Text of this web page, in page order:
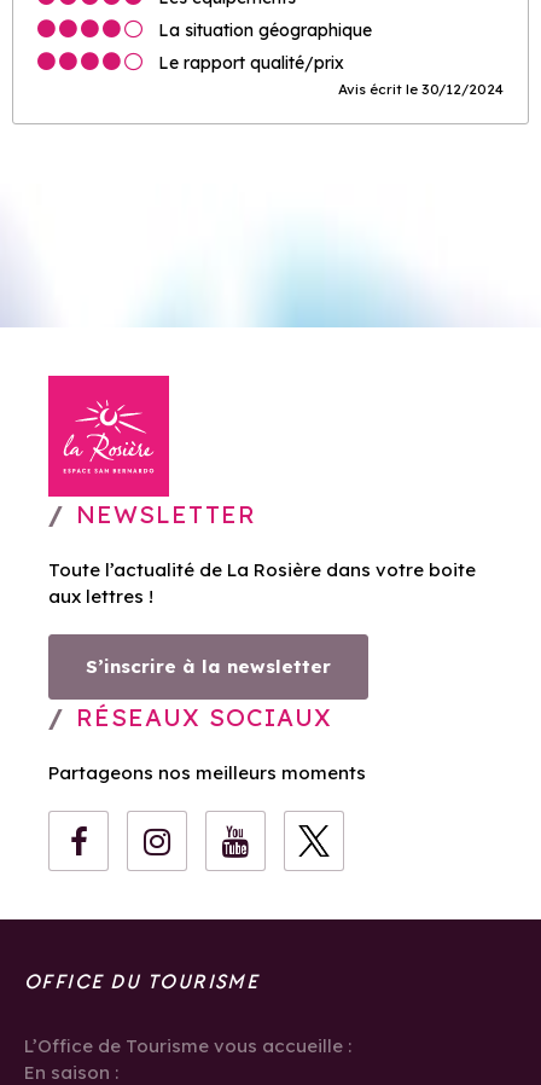
La situation géographique
Le rapport qualité/prix
Avis écrit le 30/12/2024
NEWSLETTER
Toute l’actualité de La Rosière dans votre boite
aux lettres !
S’inscrire à la newsletter
RÉSEAUX SOCIAUX
Partageons nos meilleurs moments
OFFICE DU TOURISME
L’Office de Tourisme vous accueille :
En saison :